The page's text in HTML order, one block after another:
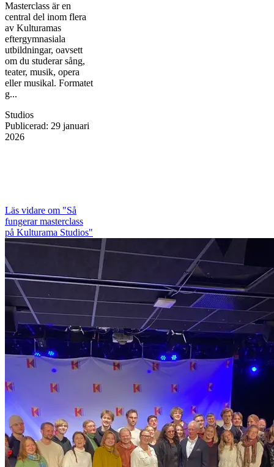
Masterclass är en
central del inom flera
av Kulturamas
eftergymnasiala
utbildningar, oavsett
om du studerar sång,
teater, musik, opera
eller musikal. Formatet
g...
Studios
Publicerad: 29 januari
2026
Läs vidare om "Så
fungerar masterclass
på Kulturama Studios"